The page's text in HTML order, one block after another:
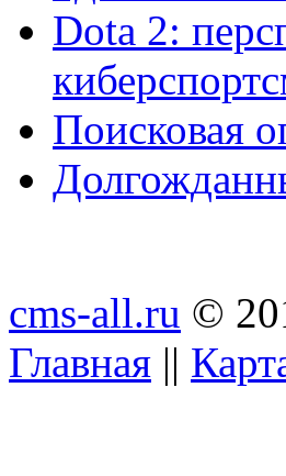
Dota 2:
Поисковая
cms-all.ru ©
Главная ||